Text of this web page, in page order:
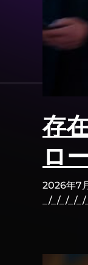
存
ロ
2026年7
_/_/_/_/